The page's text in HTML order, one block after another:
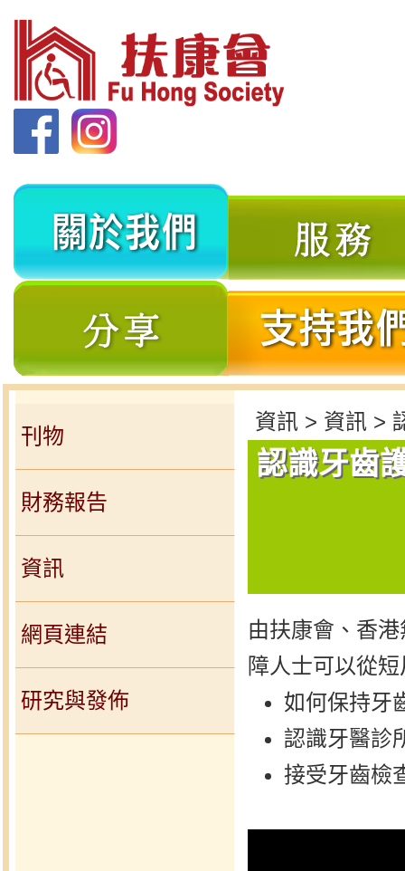
關
我
分
刊物
財務報告
資訊
網頁連結
研究與發佈
資訊 > 資訊 >
認識牙齒
由扶康會、香
障人士可以從
如何保持牙
認識牙醫診
接受牙齒檢